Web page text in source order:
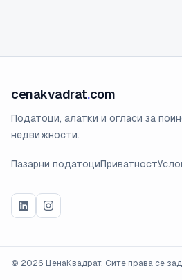
cenakvadrat.com
Податоци, алатки и огласи за
недвижности.
Пазарни податоциПриватност
© 2026 ЦенаКвадрат. Сите права се